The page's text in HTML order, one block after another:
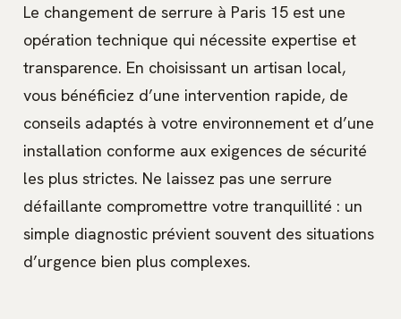
Le changement de serrure à Paris 15 est une
opération technique qui nécessite expertise et
transparence. En choisissant un artisan local,
vous bénéficiez d’une intervention rapide, de
conseils adaptés à votre environnement et d’une
installation conforme aux exigences de sécurité
les plus strictes. Ne laissez pas une serrure
défaillante compromettre votre tranquillité : un
simple diagnostic prévient souvent des situations
d’urgence bien plus complexes.